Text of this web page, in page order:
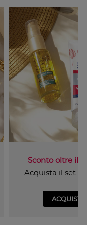
Sconto oltre il
Acquista il set
ACQUISTA